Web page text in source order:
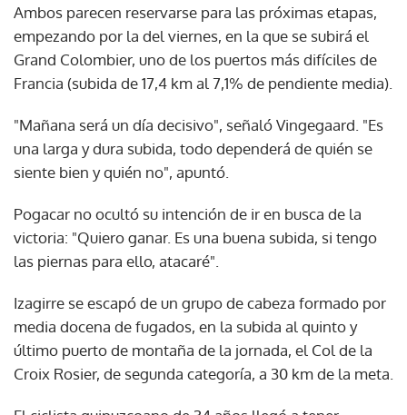
Ambos parecen reservarse para las próximas etapas,
empezando por la del viernes, en la que se subirá el
Grand Colombier, uno de los puertos más difíciles de
Francia (subida de 17,4 km al 7,1% de pendiente media).
"Mañana será un día decisivo", señaló Vingegaard. "Es
una larga y dura subida, todo dependerá de quién se
siente bien y quién no", apuntó.
Pogacar no ocultó su intención de ir en busca de la
victoria: "Quiero ganar. Es una buena subida, si tengo
las piernas para ello, atacaré".
Izagirre se escapó de un grupo de cabeza formado por
media docena de fugados, en la subida al quinto y
último puerto de montaña de la jornada, el Col de la
Croix Rosier, de segunda categoría, a 30 km de la meta.